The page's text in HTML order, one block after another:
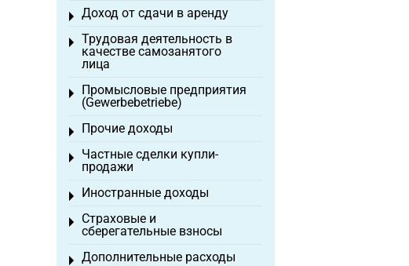
Доход от сдачи в аренду
Toggle menu
Трудовая деятельность в
качестве самозанятого
лица
Toggle menu
Промысловые предприятия
(Gewerbebetriebe)
Toggle menu
Прочие доходы
Toggle menu
Частные сделки купли-
продажи
Toggle menu
Иностранные доходы
Toggle menu
Страховые и
сберегательные взносы
Toggle menu
Дополнительные расходы
Toggle menu